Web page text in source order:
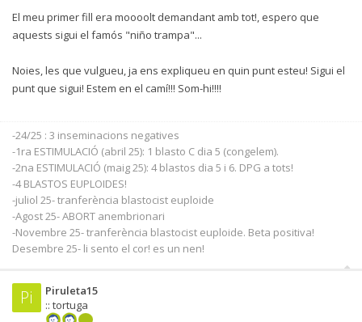
El meu primer fill era moooolt demandant amb tot!, espero que
aquests sigui el famós "niño trampa"...
Noies, les que vulgueu, ja ens expliqueu en quin punt esteu! Sigui el
punt que sigui! Estem en el camí!!! Som-hi!!!!
-24/25 : 3 inseminacions negatives
-1ra ESTIMULACIÓ (abril 25): 1 blasto C dia 5 (congelem).
-2na ESTIMULACIÓ (maig 25): 4 blastos dia 5 i 6. DPG a tots!
-4 BLASTOS EUPLOIDES!
-juliol 25- tranferència blastocist euploide
-Agost 25- ABORT anembrionari
-Novembre 25- tranferència blastocist euploide. Beta positiva!
Desembre 25- li sento el cor! es un nen!
Pi
Piruleta15
:: tortuga